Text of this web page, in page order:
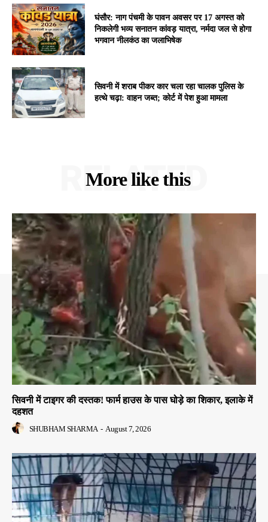
घंसौर: नाग पंचमी के पावन अवसर पर 17 अगस्त को
निकलेगी भव्य सनातन कांवड़ यात्रा, नर्मदा जल से होगा
भगवान नीलकंठ का जलाभिषेक
सिवनी में शराब पीकर कार चला रहा चालक पुलिस के
हत्थे चढ़ा: वाहन जब्त; कोर्ट में पेश हुआ मामला
More like this
RELATED
सिवनी में टाइगर की दस्तक! फार्म हाउस के पास घोड़े का शिकार, इलाके में
दहशत
SHUBHAM SHARMA - August 7, 2026